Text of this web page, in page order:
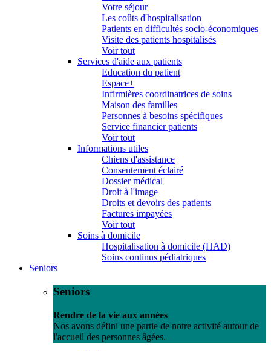
Votre séjour
Les coûts d'hospitalisation
Patients en difficultés socio-économiques
Visite des patients hospitalisés
Voir tout
Services d'aide aux patients
Education du patient
Espace+
Infirmières coordinatrices de soins
Maison des familles
Personnes à besoins spécifiques
Service financier patients
Voir tout
Informations utiles
Chiens d'assistance
Consentement éclairé
Dossier médical
Droit à l'image
Droits et devoirs des patients
Factures impayées
Voir tout
Soins à domicile
Hospitalisation à domicile (HAD)
Soins continus pédiatriques
Seniors
Seniors
Rendre de la vie aux années
Nos avons défini une partie de notre activité autour de
l'accueil des personnes âgées.